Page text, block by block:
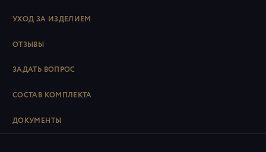
УХОД ЗА ИЗДЕЛИЕМ
ОТЗЫВЫ
ЗАДАТЬ ВОПРОС
СОСТАВ КОМПЛЕКТА
ДОКУМЕНТЫ